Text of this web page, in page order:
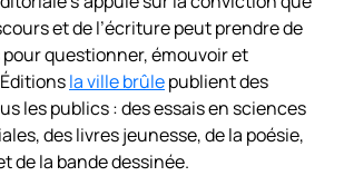
et de l’écriture peut prendre de
questionner, émouvoir et
la ville brûlepublient des
les publics : des essais en sciences
des livres jeunesse, de la poésie,
de la bande dessinée.